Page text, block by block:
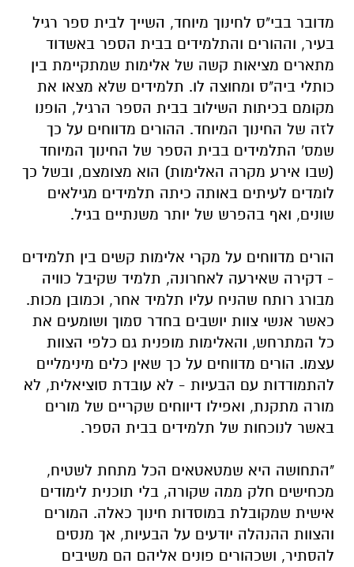
מדובר בבי"ס לחינוך מיוחד, השייך לבית ספר רגיל
בעיר, וההורים והתלמידים בבית הספר באשדוד
מתארים מציאות קשה של אלימות שמתקיימת בין
כותלי ביה"ס ומחוצה לו. תלמידים שלא מצאו את
מקומם בכיתות השילוב בבית הספר הרגיל, הופנו
לזה של החינוך המיוחד. ההורים מדווחים על כך
שמס' התלמידים בבית הספר של החינוך המיוחד
(שבו אירע מקרה האלימות) הוא מצומצם, ובשל כך
לומדים לעיתים באותה כיתה תלמידים מגילאים
שונים, ואף בהפרש של יותר משנתיים בגיל.
הורים מדווחים על מקרי אלימות קשים בין תלמידים
- דקירה שאירעה לאחרונה, תלמיד שקיבל כוויה
מבורג רותח שהניח עליו תלמיד אחר, וכמובן מכות.
כאשר אנשי צוות יושבים בחדר סמוך ושומעים את
כל המתרחש, והאלימות מופנית גם כלפי הצוות
עצמו. הורים מדווחים על כך שאין כלים מינימליים
להתמודדות עם הבעיות - לא עובדת סוציאלית, לא
מורה מתקנת, ואפילו דיווחים שקריים של מורים
באשר לנוכחות של תלמידים בבית הספר.
"התחושה היא שמטאטאים הכל מתחת לשטיח,
מכחישים חלק ממה שקורה, בלי תוכנית לימודים
אישית שמקובלת במוסדות חינוך כאלה. המורים
והצוות ההנהלה יודעים על הבעיות, אך מנסים
להסתיר, ושכהורים פונים אליהם הם משיבים